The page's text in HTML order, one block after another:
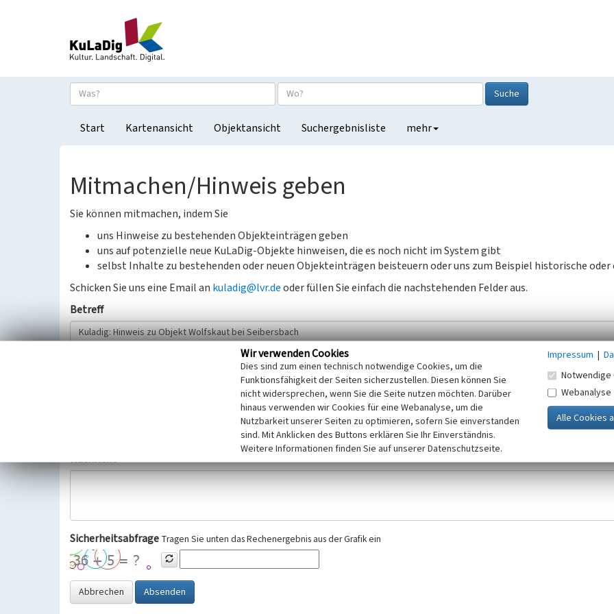
Suche
Start Kartenansicht Objektansicht Suchergebnisliste mehr
Mitmachen/Hinweis geben
Sie können mitmachen, indem Sie
uns Hinweise zu bestehenden Objekteinträgen geben
uns auf potenzielle neue KuLaDig-Objekte hinweisen, die es noch nicht im System gibt
selbst Inhalte zu bestehenden oder neuen Objekteinträgen beisteuern oder uns zum Beispiel historische oder
Schicken Sie uns eine Email an kuladig@lvr.deoder füllen Sie einfach die nachstehenden Felder aus.
Betreff
Wir bitten Sie um freiwillige Angabe Ihres Namens und Ihrer E-Mail-Adresse. Ihre Angaben werden ausschließlich im Rahmen der KuLaDig-
Selbstverständlich werden diese entsprechend der Vorschriften des Telemediengesetzes, des Datenschutzgesetzes NRW und der seit
Datenschutzgrundverordnung (EU-DSGVO) vertraulich behandelt, beachten Sie bitte unsere Hinweise zumDatenschutz
Nachricht
Sicherheitsabfrage Tragen Sie unten das Rechenergebnis aus der Grafik ein
Abbrechen Absenden
Wir verwenden Cookies
Dies sind zum einen technisch notwendige Cookies, um die
Funktionsfähigkeit der Seiten sicherzustellen. Diesen können Sie
nicht widersprechen, wenn Sie die Seite nutzen möchten. Darüber
hinaus verwenden wir Cookies für eine Webanalyse, um die
Nutzbarkeit unserer Seiten zu optimieren, sofern Sie einverstanden
sind. Mit Anklicken des Buttons erklären Sie Ihr Einverständnis.
Weitere Informationen finden Sie auf unserer Datenschutzseite.
Impressum |
Notwendige
Webanalyse